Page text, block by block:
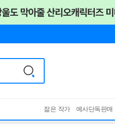
젊은 작가 예사단독판매